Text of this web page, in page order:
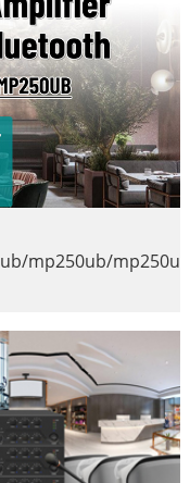
mp250ub/